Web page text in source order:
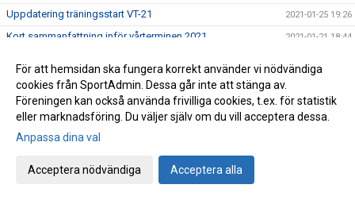
Uppdatering träningsstart VT-21 2021-01-25 19:26
Kort sammanfattning inför vårterminen 2021 2021-01-21 18:44
Info angående träningsstart VT-21
Ordförande har ordet! 2020-12-22 20:36
Årets pristagare 2020 (Året då Covid-19 gäckade oss alla)
Avslutningsträning för Ungd.gruppen &
Avslutningsträning för Knatte och Nybörjargrupp!
För att hemsidan ska fungera korrekt använder vi nödvändiga
cookies från SportAdmin. Dessa går inte att stänga av.
Föreningen kan också använda frivilliga cookies, t.ex. för statistik
eller marknadsföring. Du väljer själv om du vill acceptera dessa.
Anpassa dina val
Acceptera nödvändiga Acceptera alla